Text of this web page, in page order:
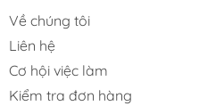
Về chúng tôi
Liên hệ
Cơ hội việc làm
Kiểm tra đơn hàng